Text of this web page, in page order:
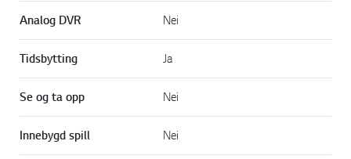
Analog DVR Nei
Tidsbytting Ja
Se og ta opp Nei
Innebygd spill Nei